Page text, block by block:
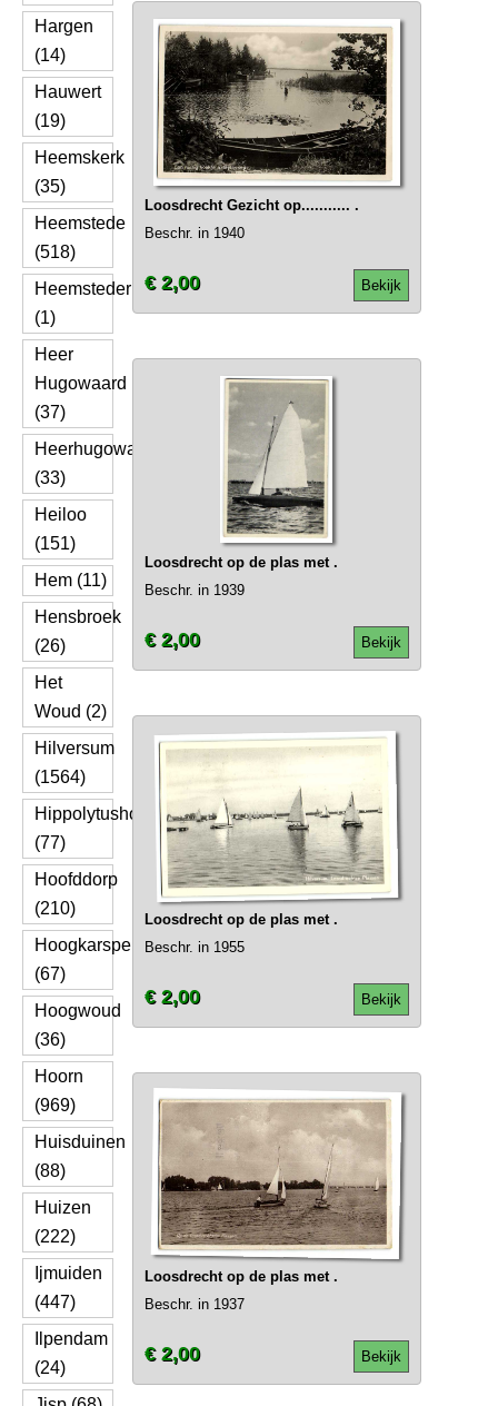
Hargen
(14)
Hauwert
(19)
Heemskerk
(35)
Heemstede
(518)
Heemsteder
(1)
Heer
Hugowaard
(37)
Heerhugowaard
(33)
Heiloo
(151)
Hem (11)
Hensbroek
(26)
Het
Woud (2)
Hilversum
(1564)
Hippolytushoef
(77)
Hoofddorp
(210)
Hoogkarspel
(67)
Hoogwoud
(36)
Hoorn
(969)
Huisduinen
(88)
Huizen
(222)
Ijmuiden
(447)
Ilpendam
(24)
Loosdrecht Gezicht op........... .
Beschr. in 1940
Bekijk
€ 2,00
Loosdrecht op de plas met .
Beschr. in 1939
Bekijk
€ 2,00
Loosdrecht op de plas met .
Beschr. in 1955
Bekijk
€ 2,00
Loosdrecht op de plas met .
Beschr. in 1937
Bekijk
€ 2,00